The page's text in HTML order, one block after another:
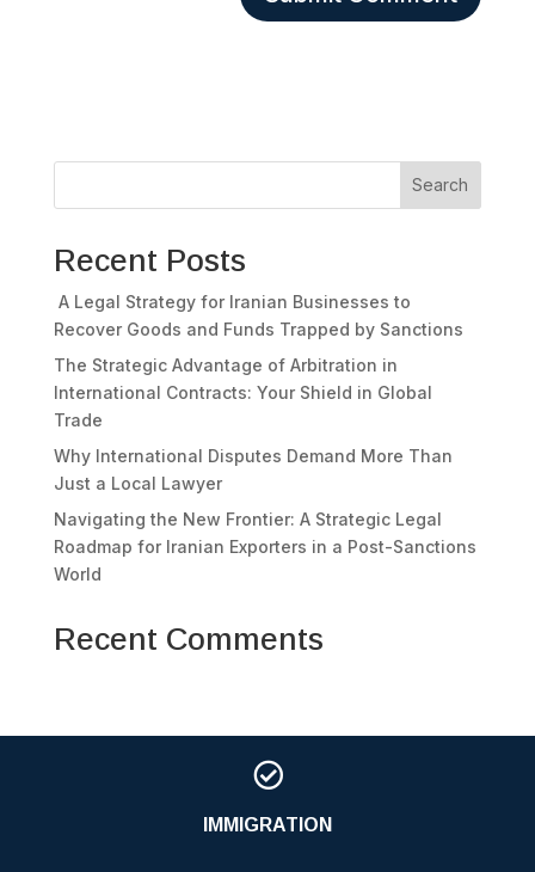
Search
Recent Posts
A Legal Strategy for Iranian Businesses to
Recover Goods and Funds Trapped by Sanctions
The Strategic Advantage of Arbitration in
International Contracts: Your Shield in Global
Trade
Why International Disputes Demand More Than
Just a Local Lawyer
Navigating the New Frontier: A Strategic Legal
Roadmap for Iranian Exporters in a Post-Sanctions
World
Recent Comments

IMMIGRATION